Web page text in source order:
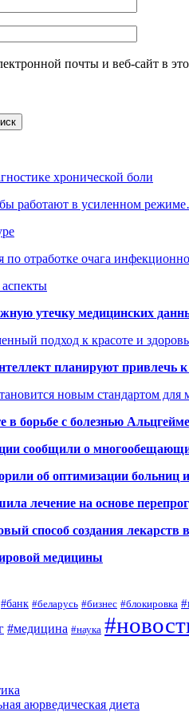
почты и веб-сайт в
хронической боли
работают в усиленном
отработке очага
утечку медицинских
подход к красоте и
планируют привлечь к
новым стандартом
борьбе с болезнью
сообщили о
об оптимизации
лечение на основе
способ создания лекарств
медицины
#банк #беларусь #бизнес #блокировка
#медицина #наука
аюрведическая диета